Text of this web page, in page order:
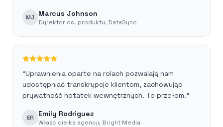
MJ Marcus Johnson
Dyrektor ds. produktu, DataSync
“Uprawnienia oparte na rolach pozwalają nam
udostępniać transkrypcje klientom, zachowując
prywatność notatek wewnętrznych. To przełom.”
ER Emily Rodriguez
Właścicielka agencji, Bright Media